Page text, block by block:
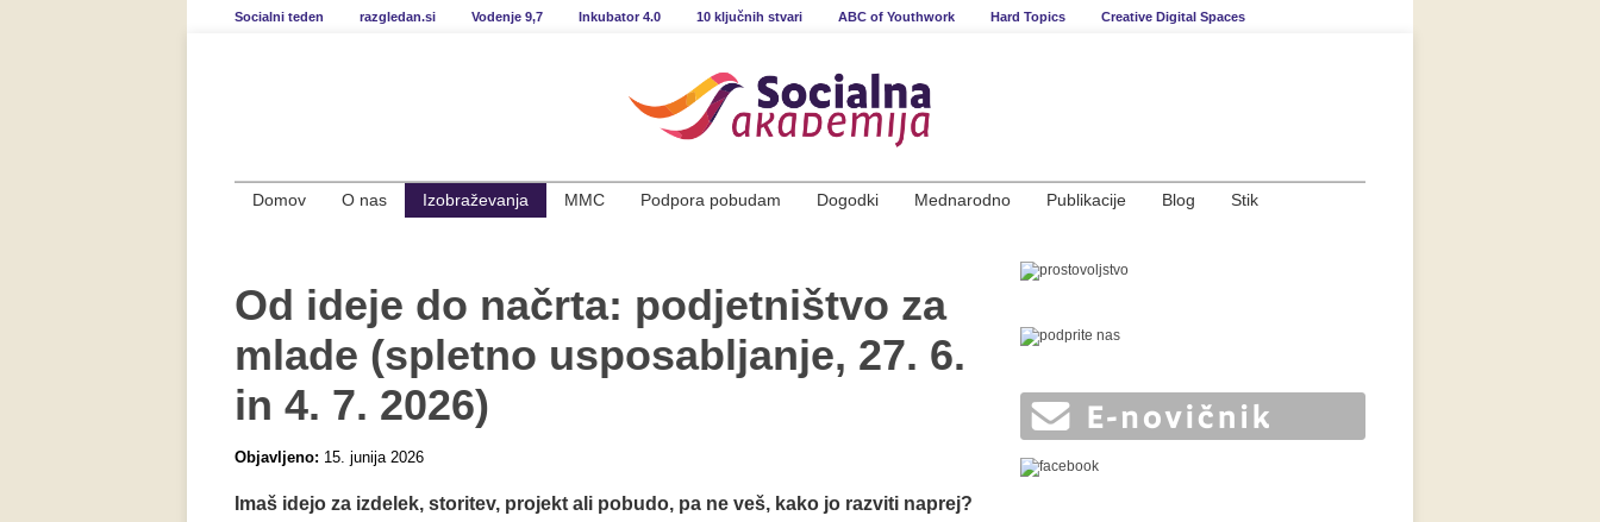
Socialni teden razgledan.si Vodenje 9,7 Inkubator 4.0 10 ključnih stvari ABC of Youthwork Hard Topics Creative Digital Spaces
Domov O nas Izobraževanja MMC Podpora pobudam Dogodki Mednarodno Publikacije Blog Stik
Od ideje do načrta: podjetništvo za
mlade (spletno usposabljanje, 27. 6.
in 4. 7. 2026)
Objavljeno: 15. junija 2026
Imaš idejo za izdelek, storitev, projekt ali pobudo, pa ne veš, kako jo razviti naprej?